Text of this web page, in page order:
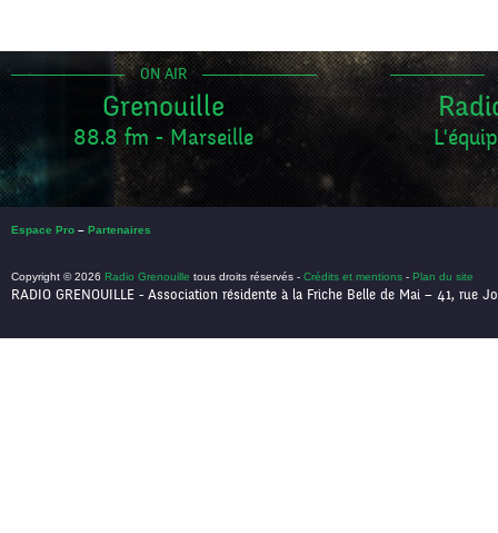
ON AIR
Grenouille
88.8 fm - Marseille
Espace Pro – Partenaires
Copyright © 2026 Radio Grenouille tous droits réservés - Crédits et mentions - Plan du site
RADIO GRENOUILLE - Association résidente à la Friche Belle de Mai – 41, rue